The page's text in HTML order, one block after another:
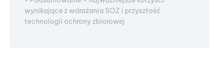
wynikające z wdrażania SOZ i przyszłość
technologii ochrony zbiorowej